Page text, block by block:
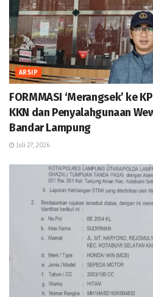
ARSIP
FORMMASI ‘Merangsek’ ke
KKN dan Penyalahgunaan
Bandar Lampung
Juli 27, 2026